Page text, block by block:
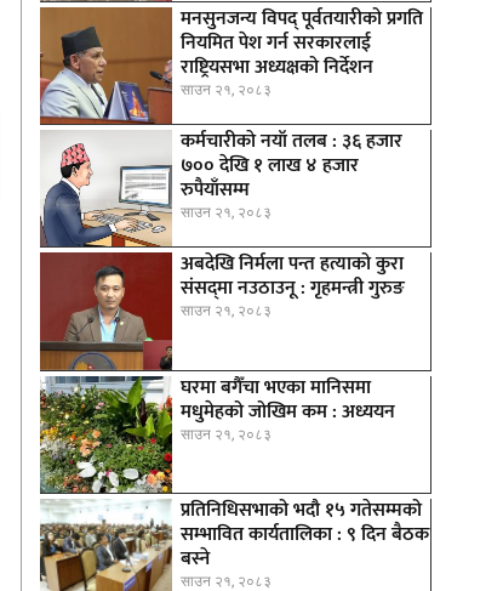
मनसुनजन्य विपद् पूर्वतयारीको प्रगति
नियमित पेश गर्न सरकारलाई
राष्ट्रियसभा अध्यक्षको निर्देशन
साउन २१, २०८३
कर्मचारीकाे नयाँ तलब : ३६ हजार
७०० देखि १ लाख ४ हजार
रुपैयाँसम्म
साउन २१, २०८३
अबदेखि निर्मला पन्त हत्याको कुरा
संसद्‍मा नउठाउनू : गृहमन्त्री गुरुङ
साउन २१, २०८३
घरमा बगैँचा भएका मानिसमा
मधुमेहको जोखिम कम : अध्ययन
साउन २१, २०८३
प्रतिनिधिसभाको भदौ १५ गतेसम्मको
सम्भावित कार्यतालिका : ९ दिन बैठक
बस्ने
साउन २१, २०८३